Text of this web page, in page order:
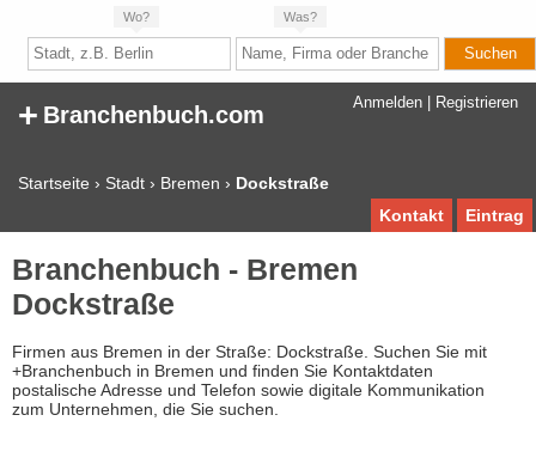
Wo? Was?
Anmelden Registrieren
+ Branchenbuch.com
Startseite › Stadt › Bremen › Dockstraße
Eintrag
Kontakt
Branchenbuch - Bremen
Dockstraße
Firmen aus Bremen in der Straße: Dockstraße. Suchen Sie mit
+Branchenbuch in Bremen und finden Sie Kontaktdaten
postalische Adresse und Telefon sowie digitale Kommunikation
zum Unternehmen, die Sie suchen.